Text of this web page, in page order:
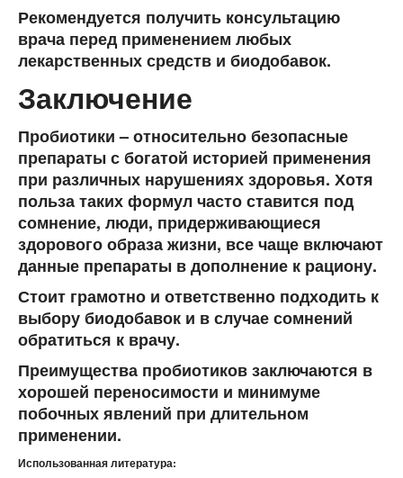
Рекомендуется получить консультацию
врача перед применением любых
лекарственных средств и биодобавок.
Заключение
Пробиотики – относительно безопасные
препараты с богатой историей применения
при различных нарушениях здоровья. Хотя
польза таких формул часто ставится под
сомнение, люди, придерживающиеся
здорового образа жизни, все чаще включают
данные препараты в дополнение к рациону.
Стоит грамотно и ответственно подходить к
выбору биодобавок и в случае сомнений
обратиться к врачу.
Преимущества пробиотиков заключаются в
хорошей переносимости и минимуме
побочных явлений при длительном
применении.
Использованная литература: